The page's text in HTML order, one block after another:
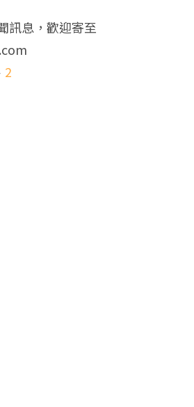
訊息，歡迎寄至
2